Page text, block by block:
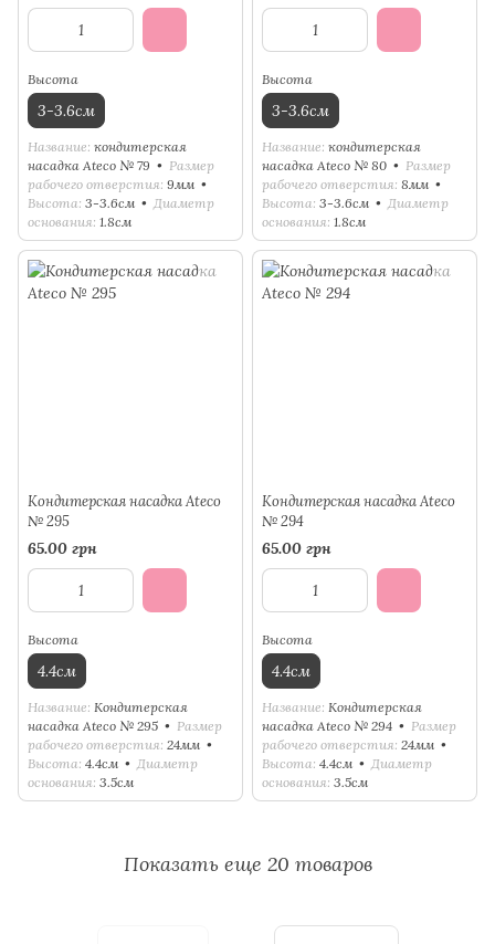
Высота
3-3.6см
Название кондитерская
насадка Ateco № 79
Размер
рабочего отверстия 9мм
Высота 3-3.6см
Диаметр
основания 1.8см
Высота
3-3.6см
Название кондитерская
насадка Ateco № 80
Размер
рабочего отверстия 8мм
Высота 3-3.6см
Диаметр
основания 1.8см
Кондитерская насадка Ateco
№ 295
65.00 грн
Высота
4.4см
Название Кондитерская
насадка Ateco № 295
Размер
рабочего отверстия 24мм
Высота 4.4см
Диаметр
основания 3.5см
Кондитерская насадка Ateco
№ 294
65.00 грн
Высота
4.4см
Название Кондитерская
насадка Ateco № 294
Размер
рабочего отверстия 24мм
Высота 4.4см
Диаметр
основания 3.5см
Показать еще 20 товаров